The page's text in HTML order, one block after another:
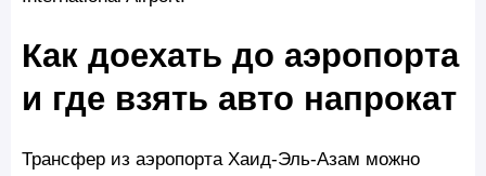
Как доехать до аэропорта
и где взять авто напрокат
Трансфер из аэропорта Хаид-Эль-Азам можно